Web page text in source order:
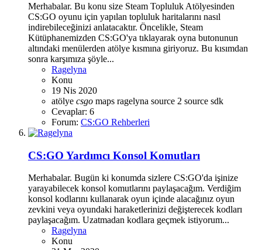
Merhabalar. Bu konu size Steam Topluluk Atölyesinden
CS:GO oyunu için yapılan topluluk haritalarını nasıl
indirebileceğinizi anlatacaktır. Öncelikle, Steam
Kütüphanemizden CS:GO'ya tıklayarak oyna butonunun
altındaki menülerden atölye kısmına giriyoruz. Bu kısımdan
sonra karşımıza şöyle...
Ragelyna
Konu
19 Nis 2020
atölye csgo maps ragelyna source 2 source sdk
Cevaplar: 6
Forum: CS:GO Rehberleri
CS:GO Yardımcı Konsol Komutları
Merhabalar. Bugün ki konumda sizlere CS:GO'da işinize
yarayabilecek konsol komutlarını paylaşacağım. Verdiğim
konsol kodlarını kullanarak oyun içinde alacağınız oyun
zevkini veya oyundaki haraketlerinizi değişterecek kodları
paylaşacağım. Uzatmadan kodlara geçmek istiyorum...
Ragelyna
Konu